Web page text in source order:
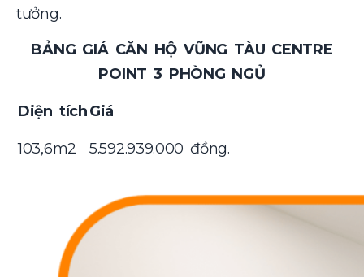
tưởng.
BẢNG GIÁ CĂN HỘ VŨNG TÀU CENTRE
POINT 3 PHÒNG NGỦ
Diện tíchGiá
103,6m2 5.592.939.000 đồng.